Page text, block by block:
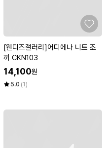
[웬디즈갤러리]어디에나 니트 조
끼 CKN103
14,100원
5.0 (1)